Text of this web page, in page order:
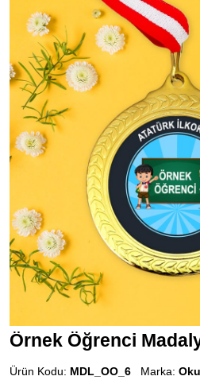
Örnek Öğrenci
Ürün Kodu: MDL_OO_6 Marka: